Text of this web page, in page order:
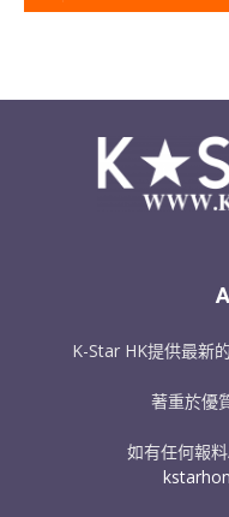
K-Star HK提供最新
著重於優
如有任何報